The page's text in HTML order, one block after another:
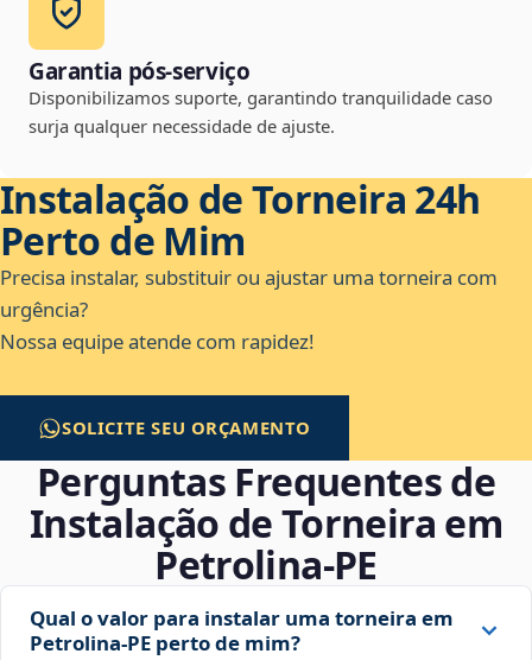
Garantia pós-serviço
Disponibilizamos suporte, garantindo tranquilidade caso
surja qualquer necessidade de ajuste.
Instalação de Torneira 24h
Perto de Mim
Precisa instalar, substituir ou ajustar uma torneira com
urgência?
Nossa equipe atende com rapidez!
SOLICITE SEU ORÇAMENTO
Perguntas Frequentes de
Instalação de Torneira em
Petrolina‑PE
Qual o valor para instalar uma torneira em
Petrolina‑PE perto de mim?